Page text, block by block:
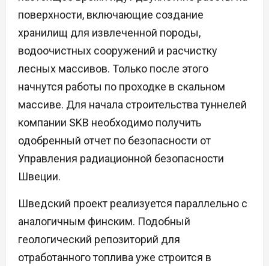
поверхности, включающие создание
хранилищ для извлеченной породы,
водоочистных сооружений и расчистку
лесных массивов. Только после этого
начнутся работы по проходке в скальном
массиве. Для начала строительства туннелей
компании SKB необходимо получить
одобренный отчет по безопасности от
Управления радиационной безопасности
Швеции.
Шведский проект реализуется параллельно с
аналогичным финским. Подобный
геологический репозиторий для
отработанного топлива уже строится в